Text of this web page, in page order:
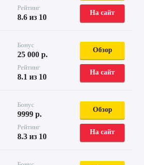
Рейтинг
8.6 из 10
На сайт
Бонус
25 000 р.
Рейтинг
8.1 из 10
Обзор
На сайт
Бонус
9999 р.
Рейтинг
8.3 из 10
Обзор
На сайт